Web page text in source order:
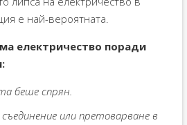
е най-вероятната.
електричество поради
беше спрян.
или претоварване в